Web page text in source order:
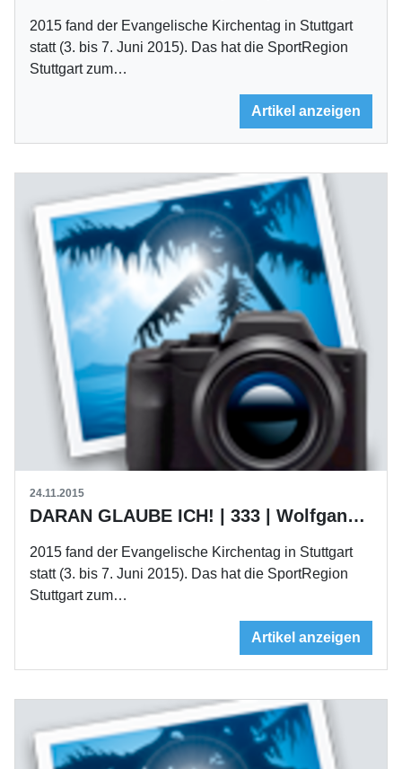
2015 fand der Evangelische Kirchentag in Stuttgart
statt (3. bis 7. Juni 2015). Das hat die SportRegion
Stuttgart zum…
Artikel anzeigen
24.11.2015
DARAN GLAUBE ICH! | 333 | Wolfgang Schmidt
2015 fand der Evangelische Kirchentag in Stuttgart
statt (3. bis 7. Juni 2015). Das hat die SportRegion
Stuttgart zum…
Artikel anzeigen